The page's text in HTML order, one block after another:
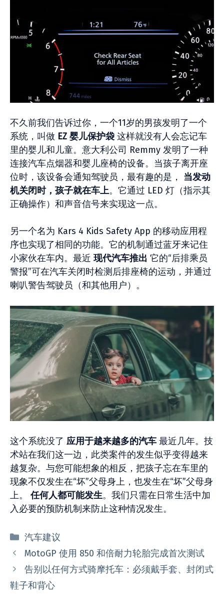
不久前我们告诉过你，一个11岁的男孩发明了一个
系统，叫做 EZ 婴儿保护袋 这样就没有人会忘记车
里的婴儿和儿童。意大利公司 Remmy 发明了一种
连接汽车点烟器和婴儿座椅的设备。当孩子离开座
位时，该设备会通知驾驶员，最有趣的是， 当发动
机关闭时，孩子就在车上。它通过 LED 灯（指示其
正确操作）和声音信号来实现这一点。
另一个名为 Kars 4 Kids Safety App 的移动应用程
序也实现了相同的功能。它的机制通过蓝牙来记住
小家伙在车内。最近 现代汽车推出 它的“后排乘员
警报”可在汽车关闭时检测后排座椅的运动，并通过
喇叭警告驾驶员（和其他用户）。
这个系统没了 应用于越来越多的汽车 最近几年。技
术站在我们这一边，此类案件的发生似乎变得越来
越复杂。与您可能想象的相反，把孩子忘在车里的
现象不仅发生在“坏”父母身上，也发生在“坏”父母身
上。任何人都可能发生。我们只需在日常生活中加
入必要的预防机制来防止这种情况发生。
分
类
汽车建议
MotoGP 使用 850 和倍耐力轮胎完成首次测试
告别以任何方式骑摩托车：必须戴手套、封闭式
鞋子和背心